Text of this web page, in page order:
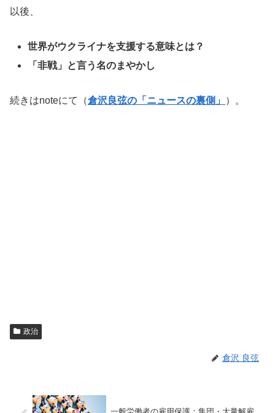
以後、
世界がウクライナを支援する意味とは？
「非戦」と言う名のまやかし
続きはnoteにて（倉沢良弦の「ニュースの裏側」 ）。
政治
倉沢 良弦